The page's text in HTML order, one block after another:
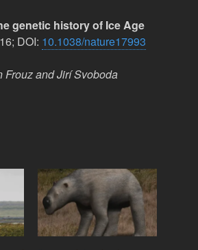
genetic history of Ice Age
DOI: 10.1038/nature17993
Frouz and Jirí Svoboda